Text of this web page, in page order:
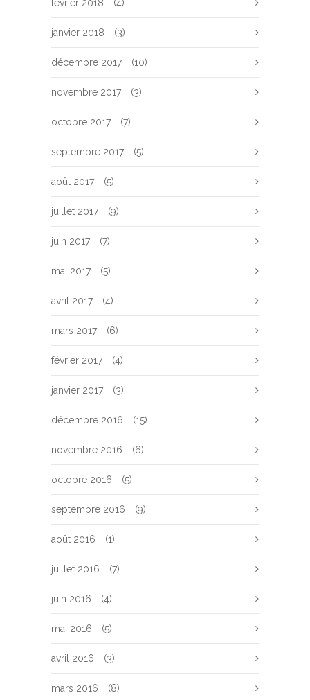
février 2018 (4)
janvier 2018 (3)
décembre 2017 (10)
novembre 2017 (3)
octobre 2017 (7)
septembre 2017 (5)
août 2017 (5)
juillet 2017 (9)
juin 2017 (7)
mai 2017 (5)
avril 2017 (4)
mars 2017 (6)
février 2017 (4)
janvier 2017 (3)
décembre 2016 (15)
novembre 2016 (6)
octobre 2016 (5)
septembre 2016 (9)
août 2016 (1)
juillet 2016 (7)
juin 2016 (4)
mai 2016 (5)
avril 2016 (3)
mars 2016 (8)